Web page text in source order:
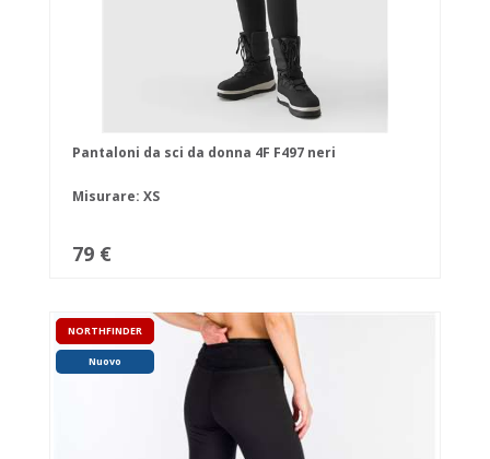
Pantaloni da sci da donna 4F F497 neri
Misurare: XS
79 €
NORTHFINDER
Nuovo